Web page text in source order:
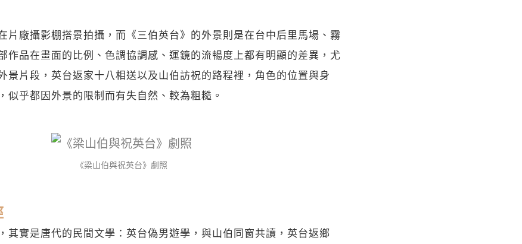
片廠攝影棚搭景拍攝，而《三伯英台》的外景則是在台中后里馬場、霧
作品在畫面的比例、色調協調感、運鏡的流暢度上都有明顯的差異，尤
景片段，英台返家十八相送以及山伯訪祝的路程裡，角色的位置與身
似乎都因外景的限制而有失自然、較為粗糙。
《梁山伯與祝英台》劇照
其實是唐代的民間文學：英台偽男遊學，與山伯同窗共讀，英台返鄉